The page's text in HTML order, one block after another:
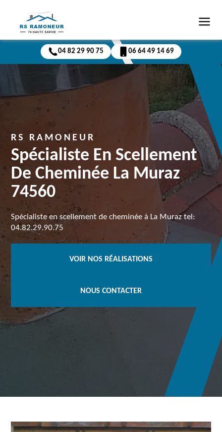
04 82 29 90 75 06 64 49 14 69
RS RAMONEUR
Spécialiste En Scellement
De Cheminée La Muraz
74560
Spécialiste en scellement de cheminée à La Muraz tel:
04.82.29.90.75
VOIR NOS RÉALISATIONS
NOUS CONTACTER